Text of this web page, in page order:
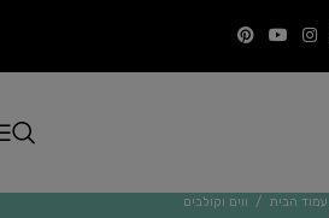
עמוד הבית / ווים וקולבים